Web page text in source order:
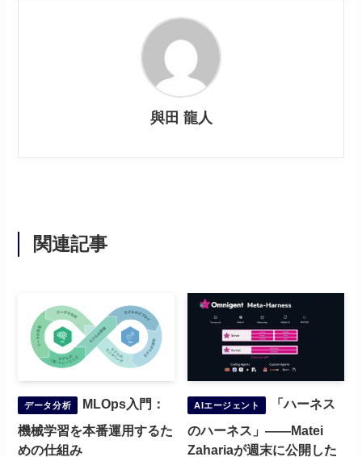
與田 龍人
関連記事
データ分析
MLOps入門：
機械学習を本番運用するた
めの仕組み
AIエージェント
「ハーネス
のハーネス」——Matei
Zahariaが週末に公開した